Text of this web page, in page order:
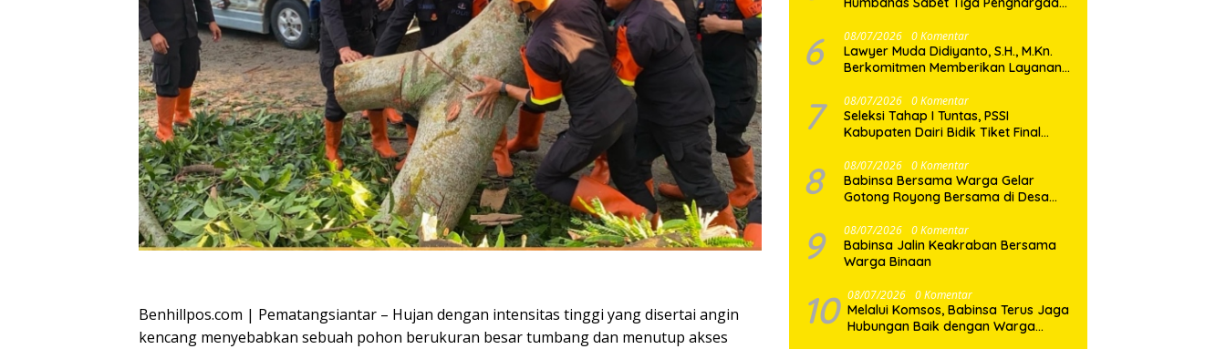
Benhillpos.com | Pematangsiantar – Hujan dengan intensitas tinggi yang disertai angin
kencang menyebabkan sebuah pohon berukuran besar tumbang dan menutup akses
6 08/07/2026 0 Komentar
Lawyer Muda Didiyanto, S.H., M.Kn.
Berkomitmen Memberikan Layanan
Pada Keadilan
7 08/07/2026 0 Komentar
Seleksi Tahap I Tuntas, PSSI
Kabupaten Dairi Bidik Tiket Final
8 08/07/2026 0 Komentar
Babinsa Bersama Warga Gelar
Gotong Royong Bersama di Desa
9 08/07/2026 0 Komentar
Babinsa Jalin Keakraban Bersama
Warga Binaan
10 08/07/2026 0 Komentar
Melalui Komsos, Babinsa Terus Jaga
Hubungan Baik dengan Warga